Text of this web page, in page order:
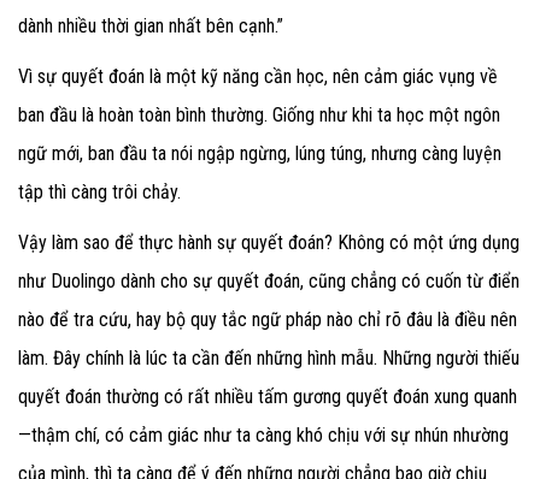
dành nhiều thời gian nhất bên cạnh.”
Vì sự quyết đoán là một kỹ năng cần học, nên cảm giác vụng về
ban đầu là hoàn toàn bình thường. Giống như khi ta học một ngôn
ngữ mới, ban đầu ta nói ngập ngừng, lúng túng, nhưng càng luyện
tập thì càng trôi chảy.
Vậy làm sao để thực hành sự quyết đoán? Không có một ứng dụng
như Duolingo dành cho sự quyết đoán, cũng chẳng có cuốn từ điển
nào để tra cứu, hay bộ quy tắc ngữ pháp nào chỉ rõ đâu là điều nên
làm. Đây chính là lúc ta cần đến những hình mẫu. Những người thiếu
quyết đoán thường có rất nhiều tấm gương quyết đoán xung quanh
—thậm chí, có cảm giác như ta càng khó chịu với sự nhún nhường
của mình, thì ta càng để ý đến những người chẳng bao giờ chịu